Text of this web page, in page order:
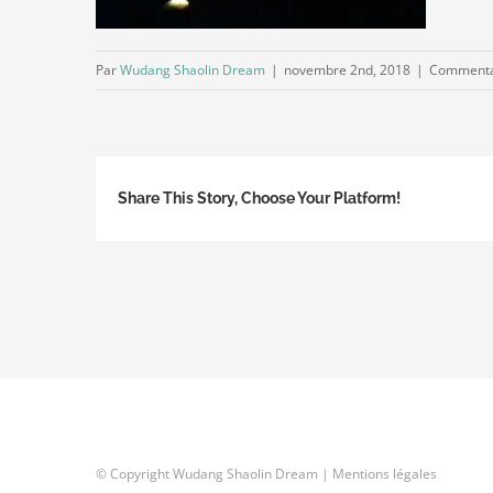
ParWudang Shaolin Dream | novembre 2nd, 2018 |
Share This Story, Choose Your Platform!
© Copyright Wudang Shaolin Dream | Mentions légales